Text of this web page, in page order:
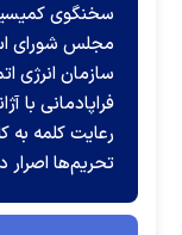
سخنگوی
مجلس شورای
سازمان انرژی
فراپادمانی
رعایت کلمه به
تحریم‌ها اصرار